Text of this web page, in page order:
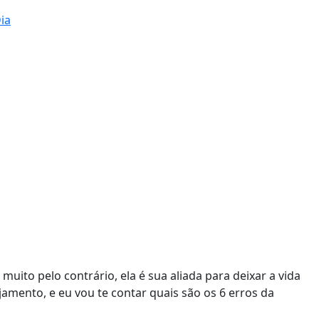
pelo contrário, ela é sua aliada para deixar a vida
e eu vou te contar quais são os 6 erros da